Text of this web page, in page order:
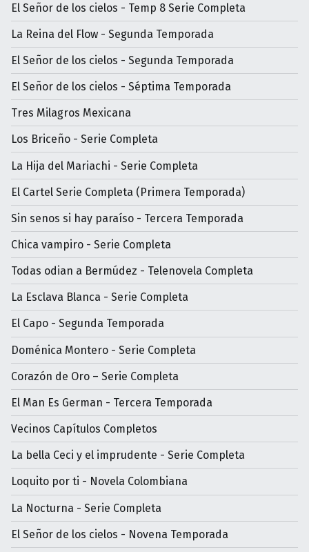
El Señor de los cielos - Temp 8 Serie Completa
La Reina del Flow - Segunda Temporada
El Señor de los cielos - Segunda Temporada
El Señor de los cielos - Séptima Temporada
Tres Milagros Mexicana
Los Briceño - Serie Completa
La Hija del Mariachi - Serie Completa
El Cartel Serie Completa (Primera Temporada)
Sin senos si hay paraíso - Tercera Temporada
Chica vampiro - Serie Completa
Todas odian a Bermúdez - Telenovela Completa
La Esclava Blanca - Serie Completa
El Capo - Segunda Temporada
Doménica Montero - Serie Completa
Corazón de Oro – Serie Completa
El Man Es German - Tercera Temporada
Vecinos Capítulos Completos
La bella Ceci y el imprudente - Serie Completa
Loquito por ti - Novela Colombiana
La Nocturna - Serie Completa
El Señor de los cielos - Novena Temporada